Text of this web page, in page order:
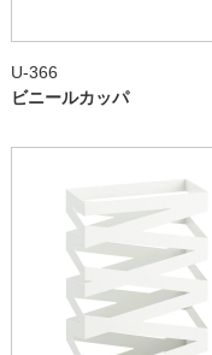
U-366
ビニールカッパ